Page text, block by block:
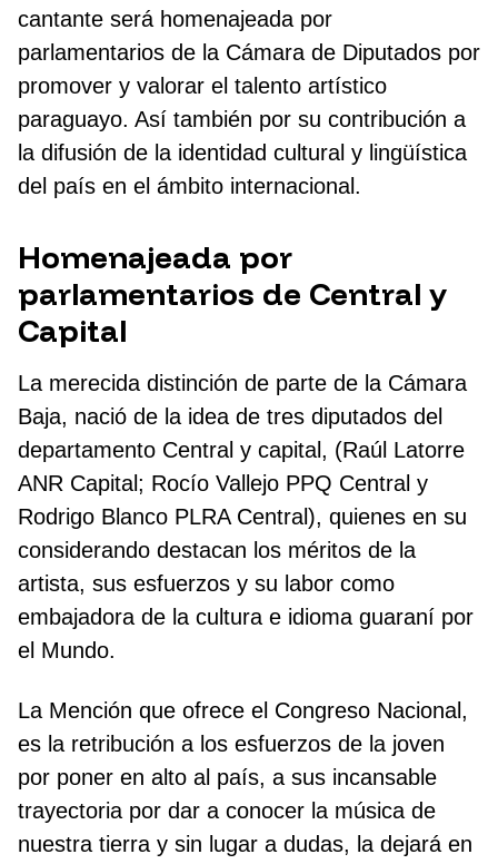
cantante será homenajeada por
parlamentarios de la Cámara de Diputados por
promover y valorar el talento artístico
paraguayo. Así también por su contribución a
la difusión de la identidad cultural y lingüística
del país en el ámbito internacional.
Homenajeada por
parlamentarios de Central y
Capital
La merecida distinción de parte de la Cámara
Baja, nació de la idea de tres diputados del
departamento Central y capital, (Raúl Latorre
ANR Capital; Rocío Vallejo PPQ Central y
Rodrigo Blanco PLRA Central), quienes en su
considerando destacan los méritos de la
artista, sus esfuerzos y su labor como
embajadora de la cultura e idioma guaraní por
el Mundo.
La Mención que ofrece el Congreso Nacional,
es la retribución a los esfuerzos de la joven
por poner en alto al país, a sus incansable
trayectoria por dar a conocer la música de
nuestra tierra y sin lugar a dudas, la dejará en